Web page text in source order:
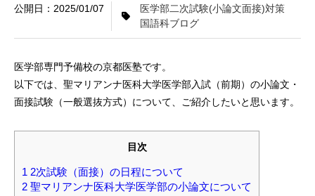
2025/01/07
医学部二次試験(小論文面接)対策
国語科ブログ
医学部専門予備校の京都医塾です。
以下では、聖マリアンナ医科大学医学部入試（前期）の小論文・
面接試験（一般選抜方式）について、ご紹介したいと思います。
目次
1 2次試験（面接）の日程について
2 聖マリアンナ医科大学医学部の小論文について